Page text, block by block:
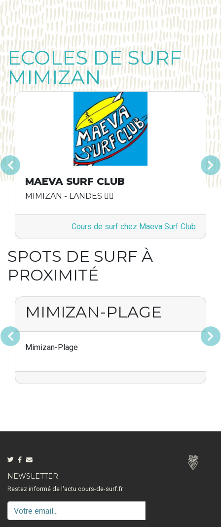
ECOLES DE SURF
MIMIZAN
MAEVA SURF CLUB
MIMIZAN - LANDES 🏄‍♂️
Cours de surf chez Maeva Surf Club
SPOTS DE SURF À
PROXIMITÉ
MIMIZAN-PLAGE
Mimizan-Plage
NEWSLETTER
Restez informé de l'actu cours-de-surf.fr